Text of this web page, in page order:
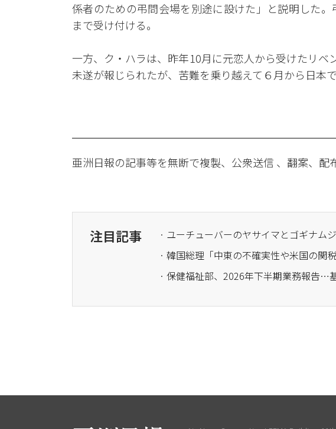
係者のための弔問会場を別途に設けた」と説明した
まで受け付ける。
一方、ク・ハラは、昨年10月に元恋人から受けたリベ
未遂が報じられたが、苦難を乗り越えて６月から日本
亜洲日報の記事等を無断で複製、公衆送信 、翻案、配
注目記事
· 韓国総理「中東の不確実性や米国の関